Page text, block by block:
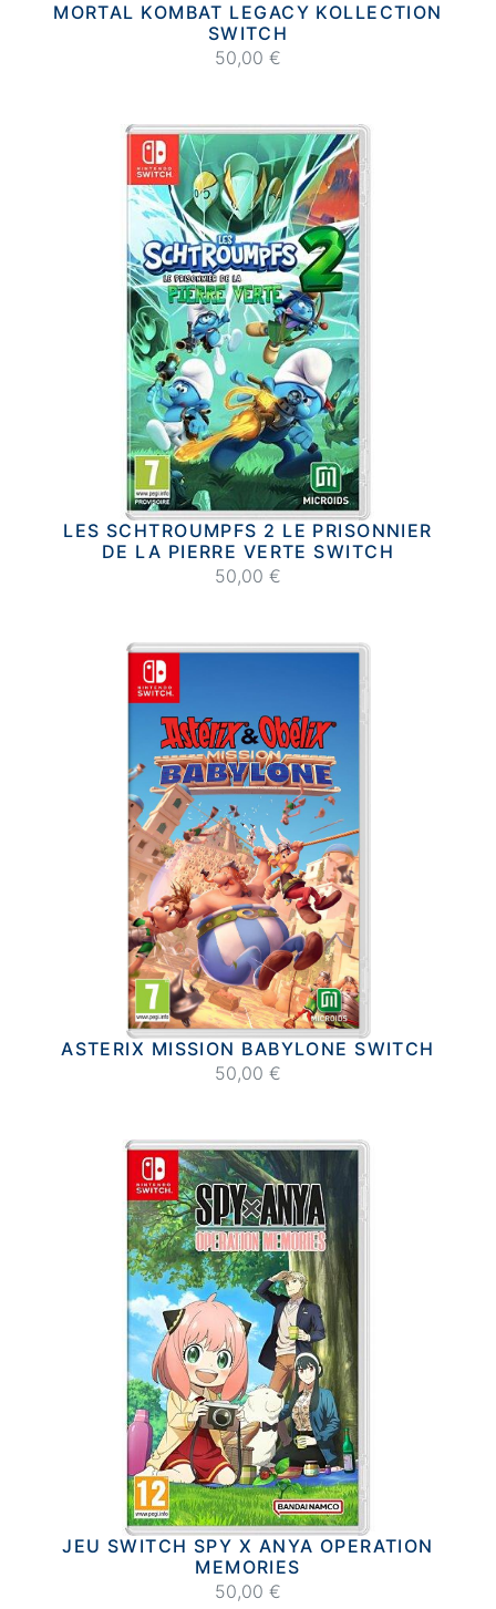
MORTAL KOMBAT LEGACY KOLLECTION
SWITCH
50,00 €
LES SCHTROUMPFS 2 LE PRISONNIER
DE LA PIERRE VERTE SWITCH
50,00 €
ASTERIX MISSION BABYLONE SWITCH
50,00 €
JEU SWITCH SPY X ANYA OPERATION
MEMORIES
50,00 €